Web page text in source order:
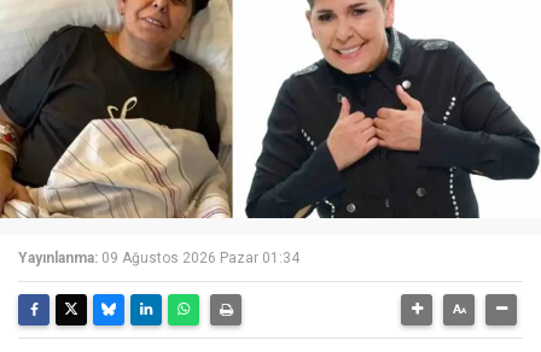
Yayınlanma: 09 Ağustos 2026 Pazar 01:34